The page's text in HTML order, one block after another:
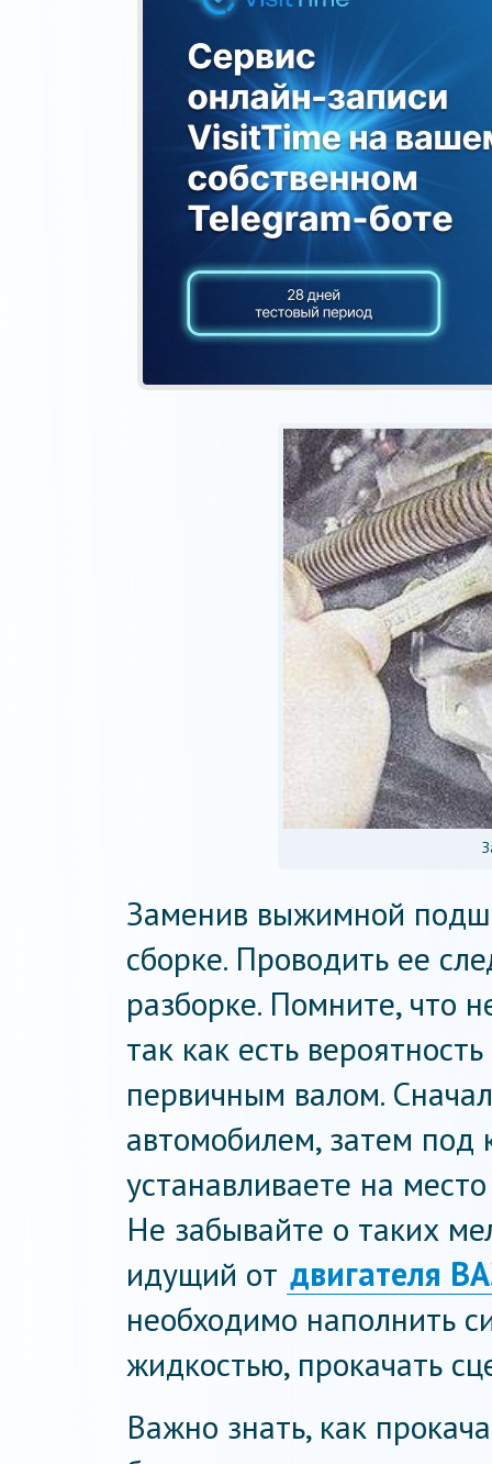
Заменив выжимной
сборке. Проводить ее
разборке. Помните, что
так как есть
первичным валом.
автомобилем, затем под
устанавливаете на
Не забывайте о таких
идущий от двигателя
необходимо наполнить
жидкостью, прокачать
Важно знать, как